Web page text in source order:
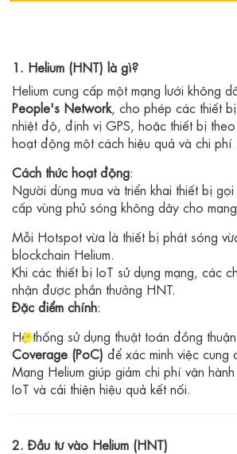
1. Helium (HNT) là gì?
Helium cung cấp một mạng lưới không
People's Network, cho phép các thiết
nhiệt độ, định vị GPS, hoặc thiết bị
hoạt động một cách hiệu quả và chi phí
Cách thức hoạt động:
Người dùng mua và triển khai thiết bị gọi
cấp vùng phủ sóng không dây cho mạng
Mỗi Hotspot vừa là thiết bị phát sóng
blockchain Helium.
Khi các thiết bị IoT sử dụng mạng, các
nhận được phần thưởng HNT.
Đặc điểm chính:
Hệ thống sử dụng thuật toán đồng thuận
Coverage (PoC) để xác minh việc cung
Mạng Helium giúp giảm chi phí vận
IoT và cải thiện hiệu quả kết nối.
2. Đầu tư vào Helium (HNT)